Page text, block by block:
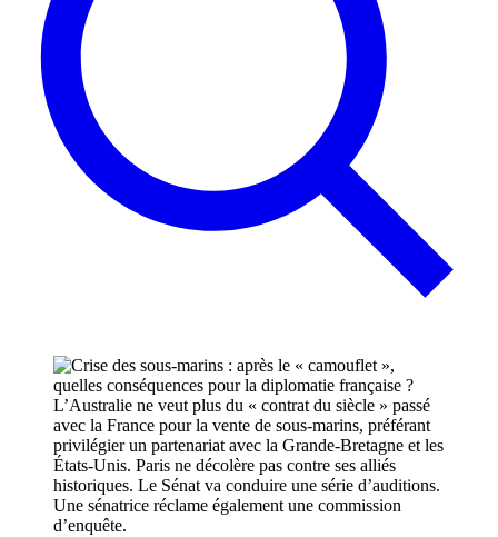
L’Australie ne veut plus du « contrat du siècle » passé
avec la France pour la vente de sous-marins, préférant
privilégier un partenariat avec la Grande-Bretagne et les
États-Unis. Paris ne décolère pas contre ses alliés
historiques. Le Sénat va conduire une série d’auditions.
Une sénatrice réclame également une commission
d’enquête.